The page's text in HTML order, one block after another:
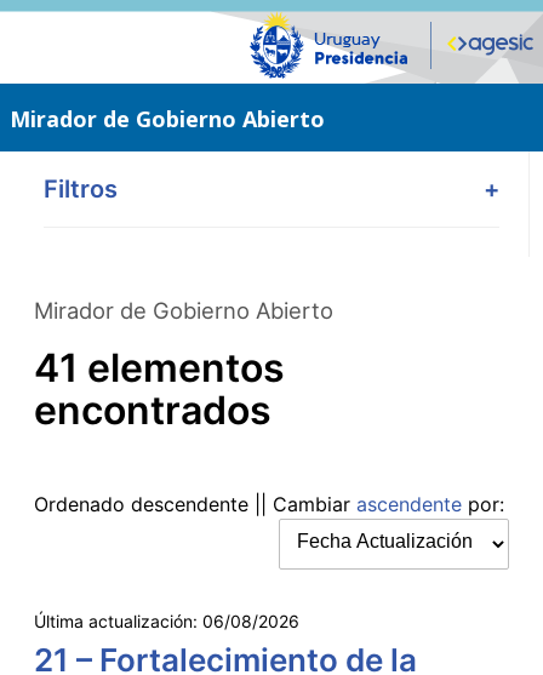
Saltar
Mirador de Gobierno Abierto
Filtros +
Mirador de Gobierno Abierto
41 elementos
encontrados
Ordenado descendente || Cambiar ascendente por:
Última actualización: 06/08/2026
21 – Fortalecimiento de la